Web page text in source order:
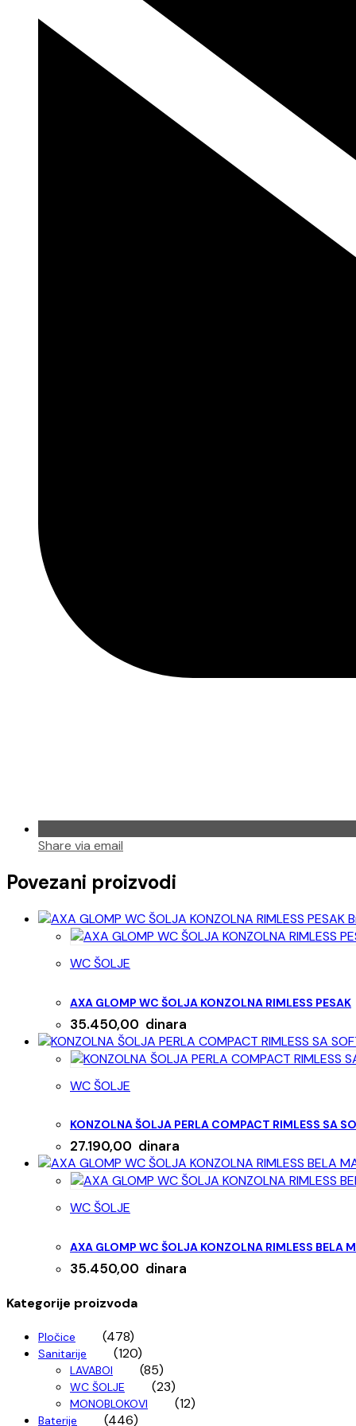
Share via email
Povezani proizvodi
WC ŠOLJE
AXA GLOMP WC ŠOLJA KONZOLNA RIMLESS PESAK
35.450,00 dinara
WC ŠOLJE
KONZOLNA ŠOLJA PERLA COMPACT RIMLESS SA
27.190,00 dinara
WC ŠOLJE
AXA GLOMP WC ŠOLJA KONZOLNA RIMLESS BELA
35.450,00 dinara
Kategorije proizvoda
Pločice (478)
Sanitarije (120)
LAVABOI (85)
WC ŠOLJE (23)
MONOBLOKOVI (12)
Baterije (446)